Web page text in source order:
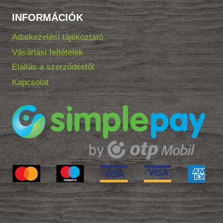
INFORMÁCIÓK
Adatkezelési tájékoztató
Vásárlási feltételek
Elállás a szerződéstől
Kapcsolat